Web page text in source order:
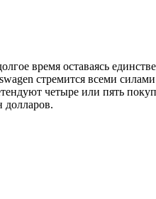
время оставаясь
стремится всеми
четыре или пять
долларов.